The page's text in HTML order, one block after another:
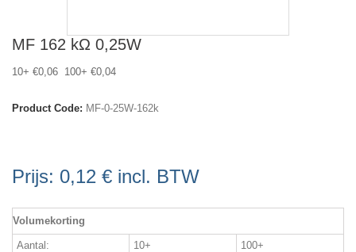
MF 162 kΩ 0,25W
10+ €0,06 100+ €0,04
Product Code: MF-0-25W-162k
Prijs: 0,12 € incl. BTW
Volumekorting
Aantal: 10+
100+